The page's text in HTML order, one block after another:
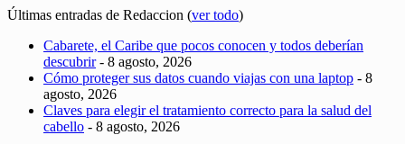
Últimas entradas de Redaccion (ver todo)
Cabarete, el Caribe que pocos conocen y todos deberían
descubrir- 8 agosto, 2026
Cómo proteger sus datos cuando viajas con una laptop - 8
agosto, 2026
Claves para elegir el tratamiento correcto para la salud del
cabello - 8 agosto, 2026